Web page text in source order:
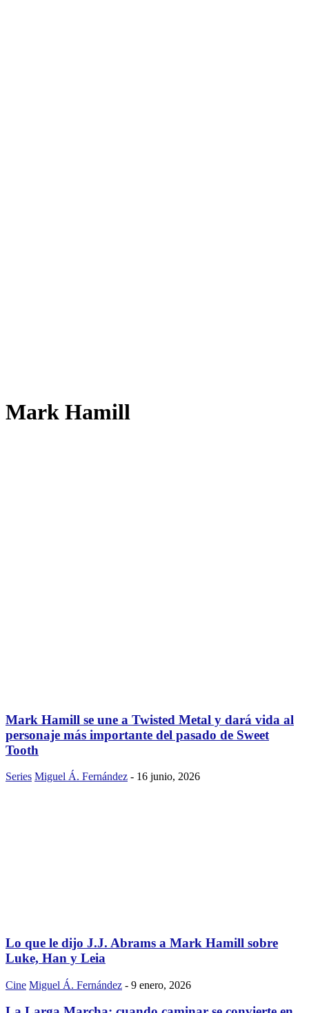
Mark Hamill
Mark Hamill se une a Twisted Metal y dará vida al
personaje más importante del pasado de Sweet
Tooth
Series Miguel Á. Fernández - 16 junio, 2026
Lo que le dijo J.J. Abrams a Mark Hamill sobre
Luke, Han y Leia
Cine Miguel Á. Fernández - 9 enero, 2026